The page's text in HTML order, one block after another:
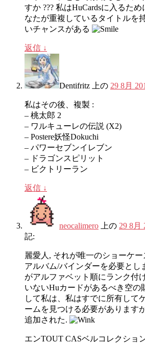
すか ??? 私はHuCardsに入るた
なたが重複しているタイトルを
いチャンスがある
返信 ↓
Dentifritz 上の 29 8月
私はその後、複製 :
– 桃太郎 2
– ワルキューレの伝説 (X2)
– Postere妖怪Dokuchi
– パワーセブンイレブン
– ドラゴンスピリット
– ビクトリーラン
返信 ↓
neocalimero 上の 29 8月
記:
麗愛人, それが唯一のショーケ
アルバム/バインダーを必要とし
がアルファベット順にランク付
いないHuカードがあるべき空の
して私は、私はすでに所有して
ームを見つける必要があります
追加された.
エンTOUT CASベルコレクショ